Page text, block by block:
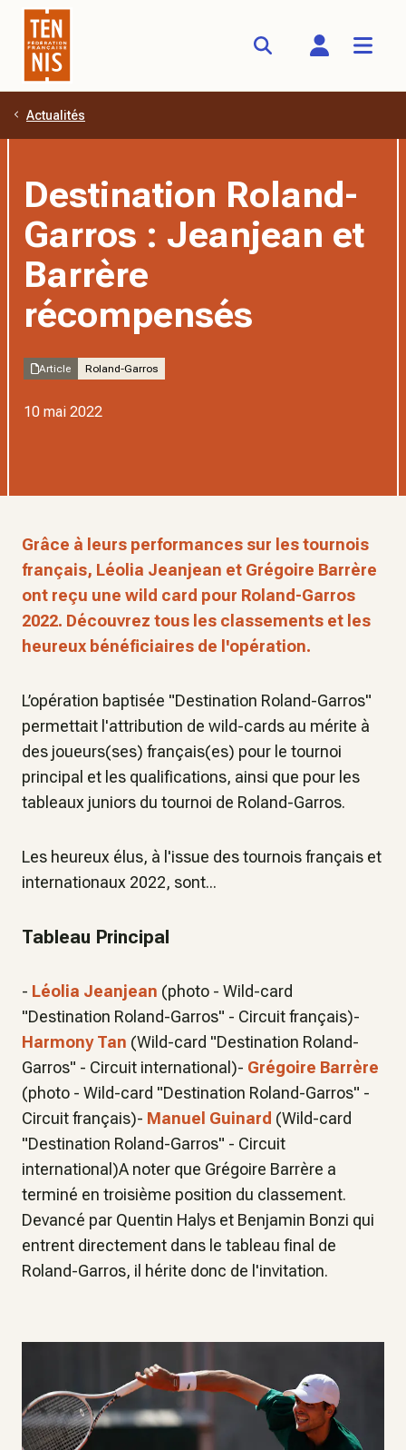
Aller au contenu principal
Actualités
Destination Roland-
Garros : Jeanjean et
Barrère
récompensés
Article Roland-Garros
10 mai 2022
Grâce à leurs performances sur les tournois
français, Léolia Jeanjean et Grégoire Barrère
ont reçu une wild card pour Roland-Garros
2022. Découvrez tous les classements et les
heureux bénéficiaires de l'opération.
L’opération baptisée "Destination Roland-Garros"
permettait l'attribution de wild-cards au mérite à
des joueurs(ses) français(es) pour le tournoi
principal et les qualifications, ainsi que pour les
tableaux juniors du tournoi de Roland-Garros.
Les heureux élus, à l'issue des tournois français et
internationaux 2022, sont...
Tableau Principal
- Léolia Jeanjean (photo - Wild-card
"Destination Roland-Garros" - Circuit français)-
Harmony Tan (Wild-card "Destination Roland-
Garros" - Circuit international)- Grégoire Barrère
(photo - Wild-card "Destination Roland-Garros" -
Circuit français)- Manuel Guinard (Wild-card
"Destination Roland-Garros" - Circuit
international)A noter que Grégoire Barrère a
terminé en troisième position du classement.
Devancé par Quentin Halys et Benjamin Bonzi qui
entrent directement dans le tableau final de
Roland-Garros, il hérite donc de l'invitation.